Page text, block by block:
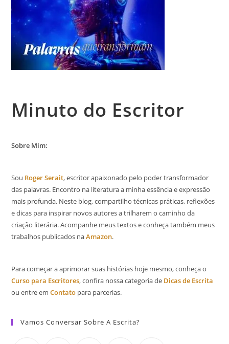
Minuto do Escritor
Sobre Mim:
Sou Roger Serait, escritor apaixonado pelo poder transformador
das palavras. Encontro na literatura a minha essência e expressão
mais profunda. Neste blog, compartilho técnicas práticas, reflexões
e dicas para inspirar novos autores a trilharem o caminho da
criação literária. Acompanhe meus textos e conheça também meus
trabalhos publicados naAmazon.
Para começar a aprimorar suas histórias hoje mesmo, conheça o
Curso para Escritores, confira nossa categoria de Dicas de Escrita
ou entre emContato para parcerias.
Vamos Conversar Sobre A Escrita?